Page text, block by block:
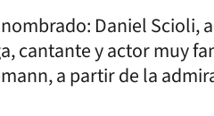
Daniel Scioli,
cantante y actor muy
a partir de la